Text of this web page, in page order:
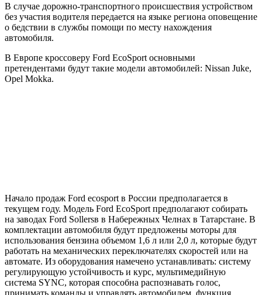
В случае дорожно-транспортного происшествия устройством
без участия водителя передается на языке региона оповещение
о бедствии в службы помощи по месту нахождения
автомобиля.
В Европе кроссоверу Ford EcoSport основными
претендентами будут такие модели автомобилей: Nissan Juke,
Opel Mokka.
Начало продаж Ford ecosport в России предполагается в
текущем году. Модель Ford EcoSport предполагают собирать
на заводах Ford Sollersв в Набережных Челнах в Татарстане. В
комплектации автомобиля будут предложены моторы для
использования бензина объемом 1,6 л или 2,0 л, которые будут
работать на механических переключателях скоростей или на
автомате. Из оборудования намечено устанавливать: систему
регулирующую устойчивость и курс, мультимедийную
система SYNC, которая способна распознавать голос,
принимать команды и управлять автомобилем, функция